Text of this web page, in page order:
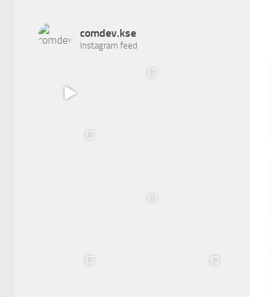
comdev.kse
Instagram feed